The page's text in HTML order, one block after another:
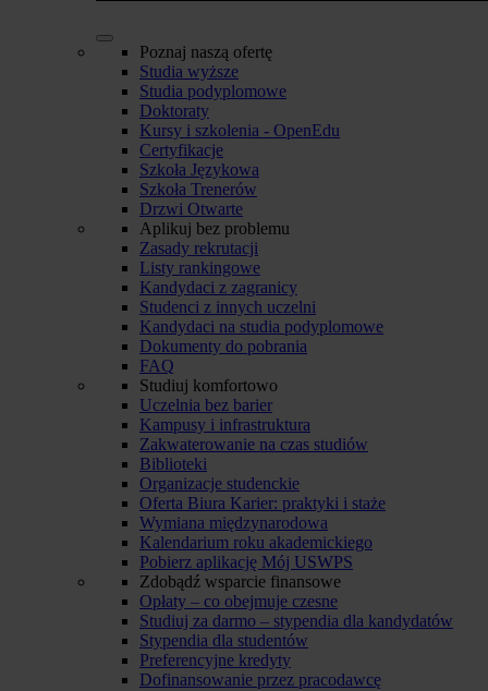
Poznaj naszą ofertę
Studia wyższe
Studia podyplomowe
Doktoraty
Kursy i szkolenia - OpenEdu
Certyfikacje
Szkoła Językowa
Szkoła Trenerów
Drzwi Otwarte
Aplikuj bez problemu
Zasady rekrutacji
Listy rankingowe
Kandydaci z zagranicy
Studenci z innych uczelni
Kandydaci na studia podyplomowe
Dokumenty do pobrania
FAQ
Studiuj komfortowo
Uczelnia bez barier
Kampusy i infrastruktura
Zakwaterowanie na czas studiów
Biblioteki
Organizacje studenckie
Oferta Biura Karier: praktyki i staże
Wymiana międzynarodowa
Kalendarium roku akademickiego
Pobierz aplikację Mój USWPS
Zdobądź wsparcie finansowe
Opłaty – co obejmuje czesne
Studiuj za darmo – stypendia dla kandydatów
Stypendia dla studentów
Preferencyjne kredyty
Dofinansowanie przez pracodawcę